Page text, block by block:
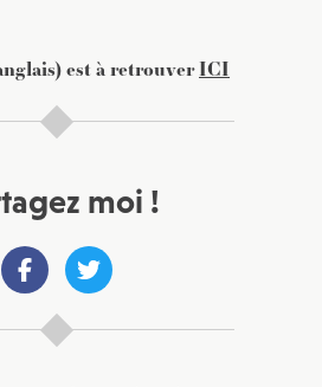
est à retrouverICI
moi !